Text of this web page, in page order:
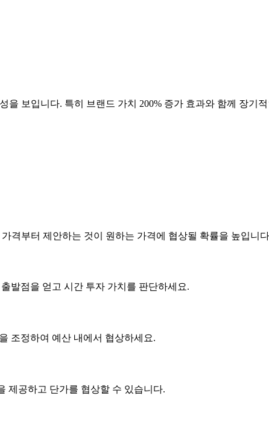
을 보입니다. 특히 브랜드 가치 200% 증가 효과와 함께 장기
격부터 제안하는 것이 원하는 가격에 협상될 확률을 높입니
발점을 얻고 시간 투자 가치를 판단하세요.
조정하여 예산 내에서 협상하세요.
제공하고 단가를 협상할 수 있습니다.